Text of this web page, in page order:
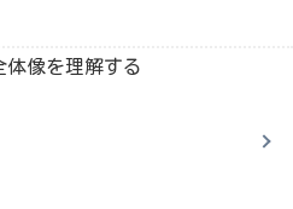
像を理解する